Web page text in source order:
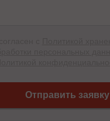
Отправить заявку